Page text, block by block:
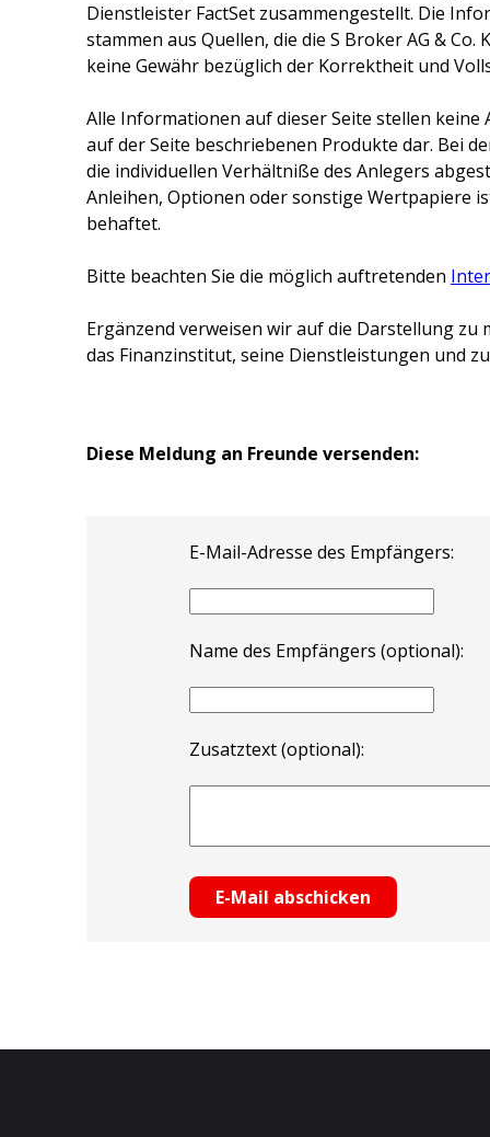
Dienstleister FactSet zusammengestellt. Die
stammen aus Quellen, die die S Broker AG & Co.
keine Gewähr bezüglich der Korrektheit und
Alle Informationen auf dieser Seite stellen
auf der Seite beschriebenen Produkte dar. Bei
die individuellen Verhältniße des Anlegers
Anleihen, Optionen oder sonstige Wertpapiere
behaftet.
Bitte beachten Sie die möglich auftretenden
Ergänzend verweisen wir auf die Darstellung
das Finanzinstitut, seine Dienstleistungen und
Diese Meldung an Freunde versenden:
E-Mail-Adresse des Empfängers:
Name des Empfängers (optional):
Zusatztext (optional):